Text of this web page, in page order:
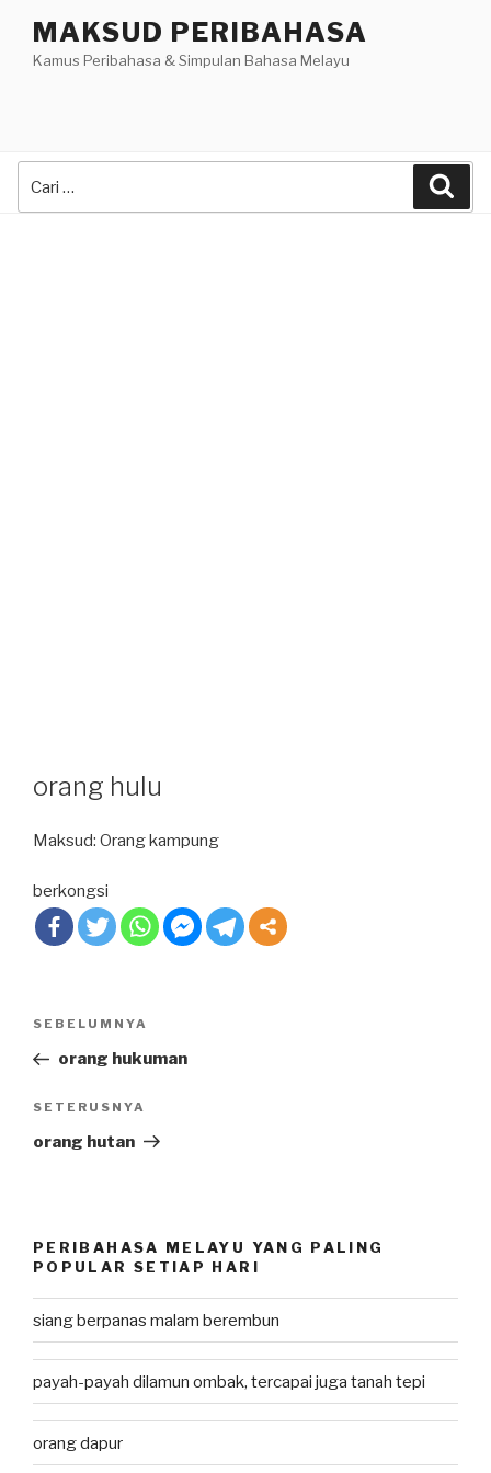
content
MAKSUD PERIBAHASA
Kamus Peribahasa & Simpulan Bahasa Melayu
orang hulu
Maksud: Orang kampung
berkongsi
Post
Previous
Post
SEBELUMNYA
orang hukuman
Next
Post
SETERUSNYA
orang hutan
PERIBAHASA MELAYU YANG PALING
POPULAR SETIAP HARI
siang berpanas malam berembun
payah-payah dilamun ombak, tercapai juga tanah tepi
orang dapur